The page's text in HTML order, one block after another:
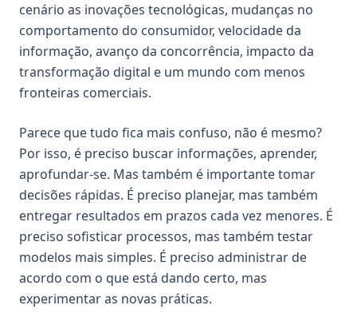
cenário as inovações tecnológicas, mudanças no
comportamento do consumidor, velocidade da
informação, avanço da concorrência, impacto da
transformação digital e um mundo com menos
fronteiras comerciais.
Parece que tudo fica mais confuso, não é mesmo?
Por isso, é preciso buscar informações, aprender,
aprofundar-se. Mas também é importante tomar
decisões rápidas. É preciso planejar, mas também
entregar resultados em prazos cada vez menores. É
preciso sofisticar processos, mas também testar
modelos mais simples. É preciso administrar de
acordo com o que está dando certo, mas
experimentar as novas práticas.